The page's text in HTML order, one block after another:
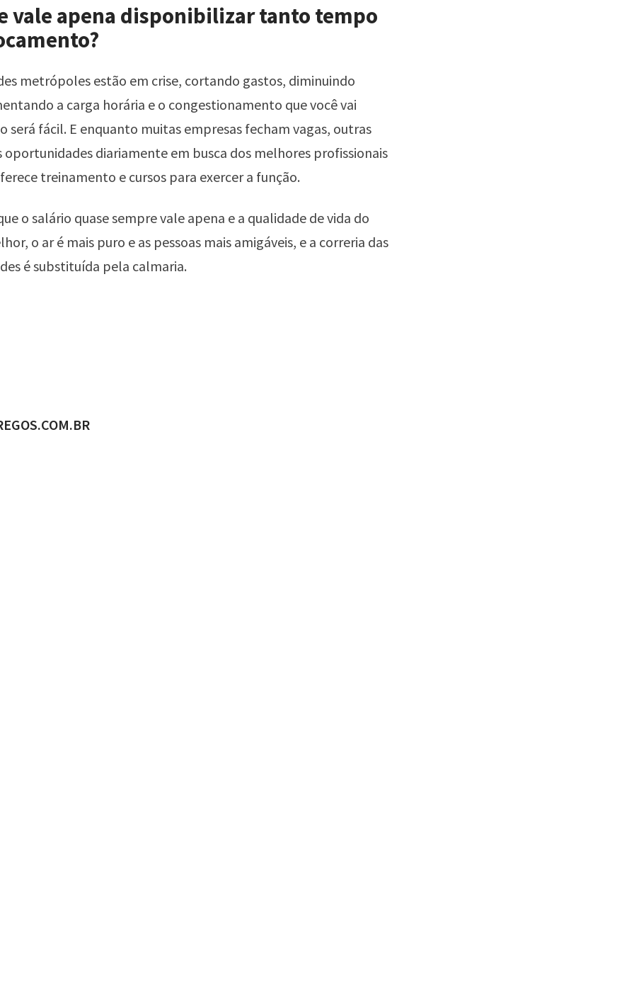
vale apena disponibilizar tanto tempo
metrópoles estão em crise, cortando gastos, diminuindo
a carga horária e o congestionamento que você vai
será fácil. E enquanto muitas empresas fecham vagas, outras
oportunidades diariamente em busca dos melhores profissionais
treinamento e cursos para exercer a função.
o salário quase sempre vale apena e a qualidade de vida do
o ar é mais puro e as pessoas mais amigáveis, e a correria das
é substituída pela calmaria.
POR